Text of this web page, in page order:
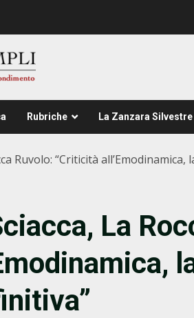
Rubriche La Zanzara Silvestre
Ruvolo: “Criticità
La